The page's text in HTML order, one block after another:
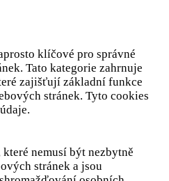
klíčové pro správné
Tato kategorie zahrnuje
zajišťují základní funkce
stránek. Tyto cookies
nemusí být nezbytně
stránek a jsou